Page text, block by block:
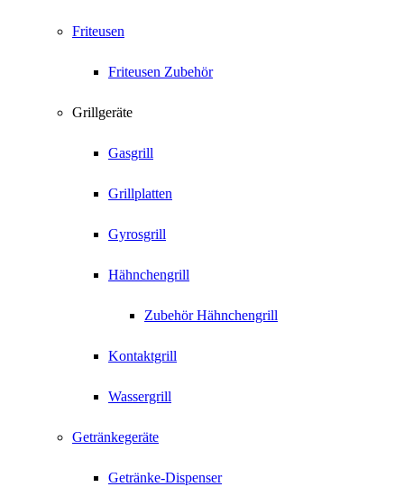
Friteusen
Friteusen Zubehör
Grillgeräte
Gasgrill
Grillplatten
Gyrosgrill
Hähnchengrill
Zubehör Hähnchengrill
Kontaktgrill
Wassergrill
Getränkegeräte
Getränke-Dispenser